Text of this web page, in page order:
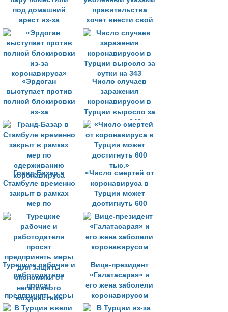
под домашний
арест из-за
нарушения
карантина
правительства
хочет внести свой
вклад в борьбу с
коронавирусом
«Эрдоган
выступает против
полной блокировки
из-за
коронавируса»
Число случаев
заражения
коронавирусом в
Турции выросло за
сутки на 343
Гранд-Базар в
Стамбуле временно
закрыт в рамках
мер по
сдерживанию
коронавируса
«Число смертей от
коронавируса в
Турции может
достигнуть 600
тыс.»
Турецкие рабочие и
работодатели
просят
предпринять меры
для защиты
Вице-президент
«Галатасарая» и
его жена заболели
коронавирусом